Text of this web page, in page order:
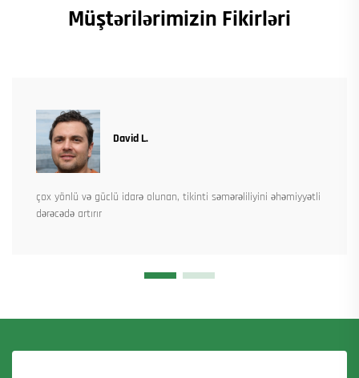
Müştərilərimizin Fikirləri
David L.
çox yönlü və güclü idarə olunan, tikinti səmərəliliyini əhəmiyyətli
dərəcədə artırır